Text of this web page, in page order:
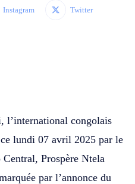
Instagram Twitter
congolais
lundi 07 avril 2025 par le
Prospère Ntela
par l’annonce du